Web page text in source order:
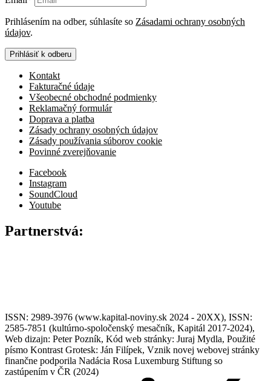
Prihlásením na odber, súhlasíte so Zásadami ochrany osobných
údajov.
Prihlásiť k odberu
Kontakt
Fakturačné údaje
Všeobecné obchodné podmienky
Reklamačný formulár
Doprava a platba
Zásady ochrany osobných údajov
Zásady používania súborov cookie
Povinné zverejňovanie
Facebook
Instagram
SoundCloud
Youtube
Partnerstvá:
ISSN: 2989-3976 (www.kapital-noviny.sk 2024 - 20XX), ISSN:
2585-7851 (kultúrno-spoločenský mesačník, Kapitál 2017-2024),
Web dizajn: Peter Pozník, Kód web stránky: Juraj Mydla, Použité
písmo Kontrast Grotesk: Ján Filípek, Vznik novej webovej stránky
finančne podporila Nadácia Rosa Luxemburg Stiftung so
zastúpením v ČR (2024)